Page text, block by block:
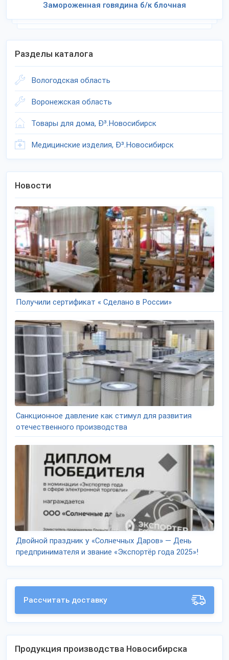
Замороженная говядина б/к блочная
Разделы каталога
Вологодская область
Воронежская область
Товары для дома, Ð³.Новосибирск
Медицинские изделия, Ð³.Новосибирск
Новости
Получили сертификат « Сделано в России»
Санкционное давление как стимул для развития
отечественного производства
Двойной праздник у «Солнечных Даров» — День
предпринимателя и звание «Экспортёр года 2025»!
Рассчитать доставку
Продукция производства Новосибирска